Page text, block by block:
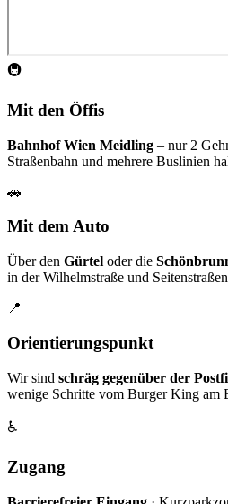
🚇
Mit den Öffis
Bahnhof Wien Meidling – nur 2
Straßenbahn und mehrere Buslinien
🚗
Mit dem Auto
Über den Gürtel oder die
in der Wilhelmstraße und
📍
Orientierungspunkt
Wir sind schräg gegenüber der
wenige Schritte vom Burger King am
♿
Zugang